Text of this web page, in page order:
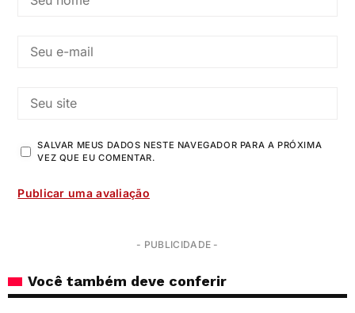
SALVAR MEUS DADOS NESTE NAVEGADOR PARA A PRÓXIMA
VEZ QUE EU COMENTAR.
- PUBLICIDADE -
Você também deve conferir